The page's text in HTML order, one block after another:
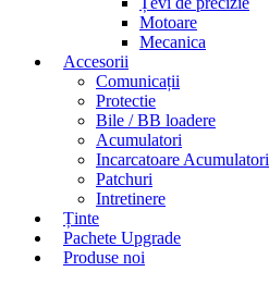
Motoare
Mecanica
Accesorii
Comunicații
Protectie
Bile / BB loadere
Acumulatori
Incarcatoare Acumulatori
Patchuri
Intretinere
Ținte
Pachete Upgrade
Produse noi